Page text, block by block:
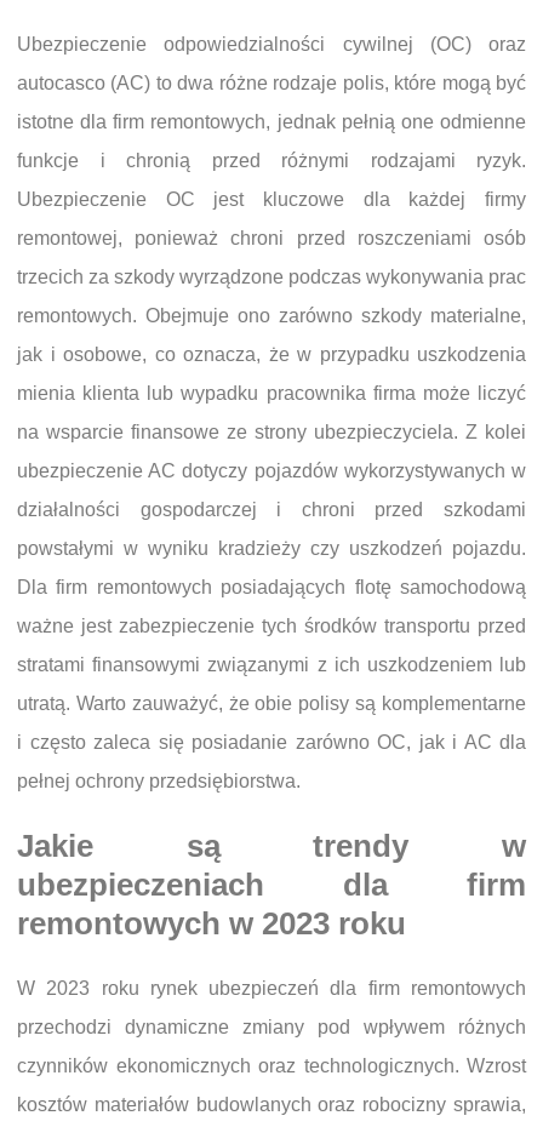
Ubezpieczenie odpowiedzialności cywilnej (OC) oraz
autocasco (AC) to dwa różne rodzaje polis, które mogą być
istotne dla firm remontowych, jednak pełnią one odmienne
funkcje i chronią przed różnymi rodzajami ryzyk.
Ubezpieczenie OC jest kluczowe dla każdej firmy
remontowej, ponieważ chroni przed roszczeniami osób
trzecich za szkody wyrządzone podczas wykonywania prac
remontowych. Obejmuje ono zarówno szkody materialne,
jak i osobowe, co oznacza, że w przypadku uszkodzenia
mienia klienta lub wypadku pracownika firma może liczyć
na wsparcie finansowe ze strony ubezpieczyciela. Z kolei
ubezpieczenie AC dotyczy pojazdów wykorzystywanych w
działalności gospodarczej i chroni przed szkodami
powstałymi w wyniku kradzieży czy uszkodzeń pojazdu.
Dla firm remontowych posiadających flotę samochodową
ważne jest zabezpieczenie tych środków transportu przed
stratami finansowymi związanymi z ich uszkodzeniem lub
utratą. Warto zauważyć, że obie polisy są komplementarne
i często zaleca się posiadanie zarówno OC, jak i AC dla
pełnej ochrony przedsiębiorstwa.
Jakie są trendy w
ubezpieczeniach dla firm
remontowych w 2023 roku
W 2023 roku rynek ubezpieczeń dla firm remontowych
przechodzi dynamiczne zmiany pod wpływem różnych
czynników ekonomicznych oraz technologicznych. Wzrost
kosztów materiałów budowlanych oraz robocizny sprawia,